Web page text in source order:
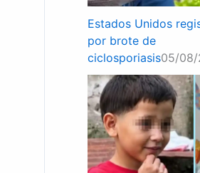
Estados Unidos
por brote de
ciclosporiasis05/08/